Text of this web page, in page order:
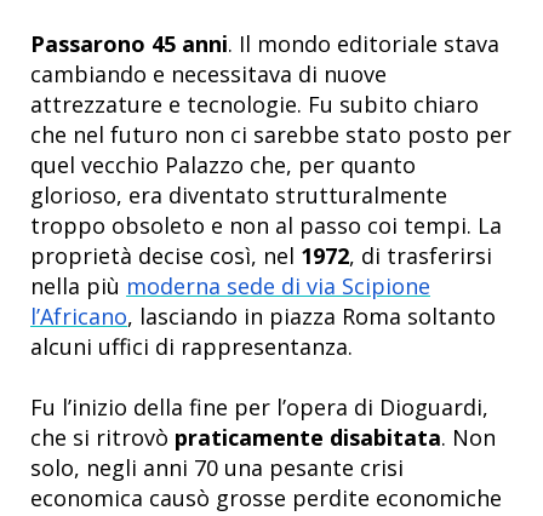
Passarono 45 anni. Il mondo editoriale stava
cambiando e necessitava di nuove
attrezzature e tecnologie. Fu subito chiaro
che nel futuro non ci sarebbe stato posto per
quel vecchio Palazzo che, per quanto
glorioso, era diventato strutturalmente
troppo obsoleto e non al passo coi tempi. La
proprietà decise così, nel 1972, di trasferirsi
nella più moderna sede di via Scipione
l’Africano, lasciando in piazza Roma soltanto
alcuni uffici di rappresentanza.
Fu l’inizio della fine per l’opera di Dioguardi,
che si ritrovò praticamente disabitata. Non
solo, negli anni 70 una pesante crisi
economica causò grosse perdite economiche